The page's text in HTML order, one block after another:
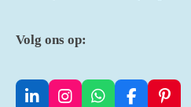
Volg ons op:
L I W F P